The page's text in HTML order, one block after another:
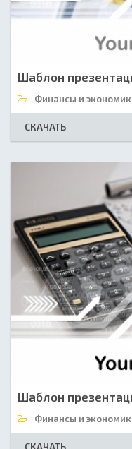
Шаблон
Финансы и
СКАЧАТЬ
Шаблон
Финансы и
СКАЧАТЬ